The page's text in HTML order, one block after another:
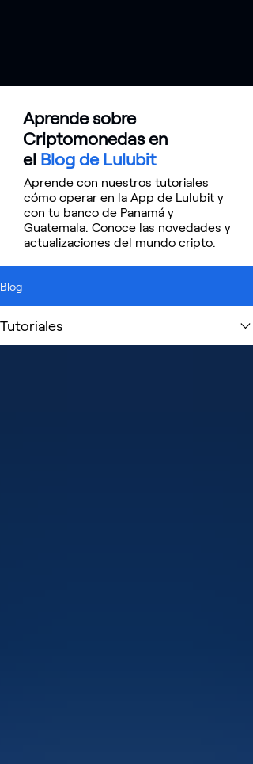
Aprende sobre
Criptomonedas en
el Blog de Lulubit
Aprende con nuestros tutoriales
cómo operar en la App de Lulubit y
con tu banco de Panamá y
Guatemala. Conoce las novedades y
actualizaciones del mundo cripto.
Blog
Tutoriales